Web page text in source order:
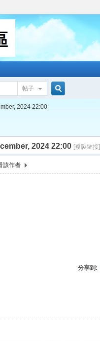
帖子
索
2024 22:00
2024 22:00 [複製鏈接]
該作者
分享到: